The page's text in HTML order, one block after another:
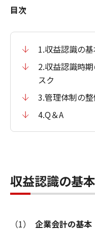
目次
1.収益認識の
2.収益認識時
スク
3.管理体制の
4.Q＆A
収益認識の基本
（1）
企業会計の基本